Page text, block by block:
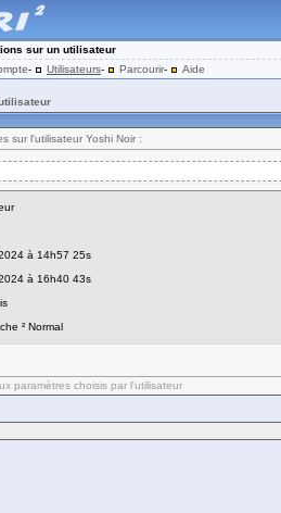
sur un utilisateur
- Utilisateurs- Parcourir- Aide
sur l'utilisateur Yoshi Noir :
à 14h57 25s
à 16h40 43s
² Normal
paramètres choisis par l'utilisateur